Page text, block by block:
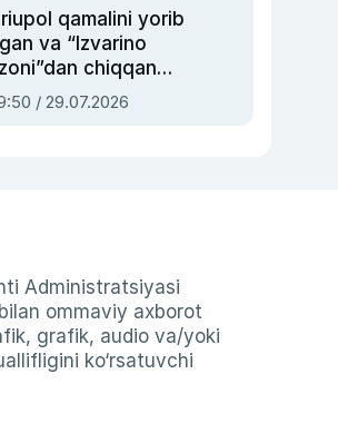
qamalini yorib
va “Izvarino
chiqqan
— Ukraina
bosh
/ 29.07.2026
Administratsiyasi
ommaviy axborot
grafik, audio va/yoki
ko‘rsatuvchi